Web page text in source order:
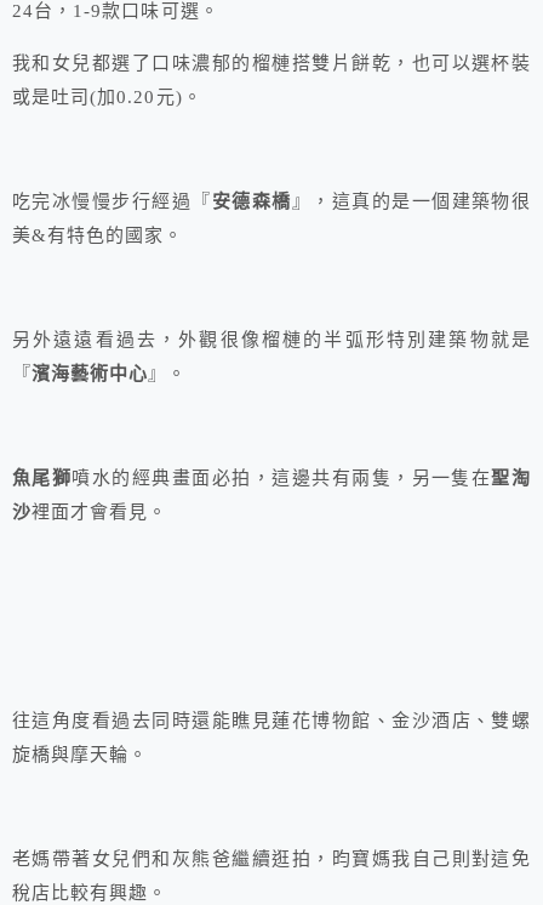
24台，1-9款口味可選。
我和女兒都選了口味濃郁的榴槤搭雙片餅乾，也可以選杯裝
或是吐司(加0.20元)。
吃完冰慢慢步行經過『安德森橋』，這真的是一個建築物很
美&有特色的國家。
另外遠遠看過去，外觀很像榴槤的半弧形特別建築物就是
『濱海藝術中心』。
魚尾獅噴水的經典畫面必拍，這邊共有兩隻，另一隻在聖淘
沙裡面才會看見。
往這角度看過去同時還能瞧見蓮花博物館、金沙酒店、雙螺
旋橋與摩天輪。
老媽帶著女兒們和灰熊爸繼續逛拍，昀寶媽我自己則對這免
稅店比較有興趣。